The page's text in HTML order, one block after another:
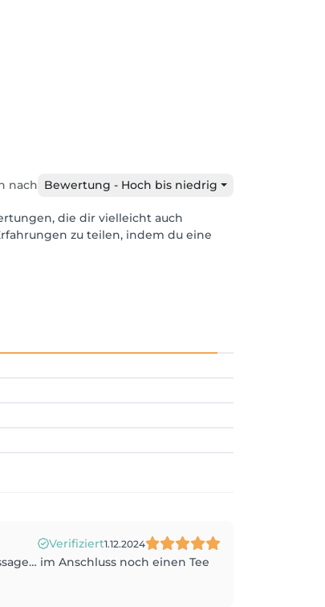
nach Bewertung - Hoch bis niedrig
die dir vielleicht auch
zu teilen, indem du eine
Verifiziert1.12.2024
im Anschluss noch einen Tee